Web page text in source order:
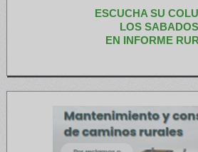
ESCUCHA SU
LOS SABADOS
EN INFORME